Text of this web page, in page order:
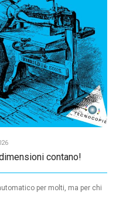
contano!
per molti, ma per chi